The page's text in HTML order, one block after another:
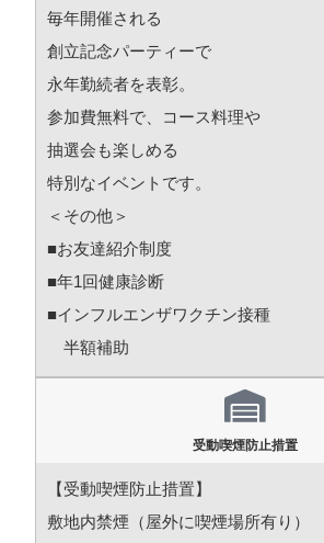
毎年開催される
創立記念パーティーで
永年勤続者を表彰。
参加費無料で、コース料理や
抽選会も楽しめる
特別なイベントです。
＜その他＞
■お友達紹介制度
■年1回健康診断
■インフルエンザワクチン接種
半額補助
受動喫煙防止措置
【受動喫煙防止措置】
敷地内禁煙（屋外に喫煙場所有り）